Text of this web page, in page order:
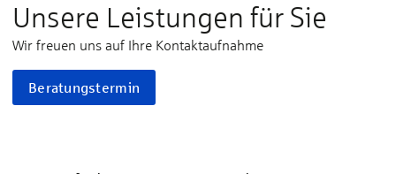
Unsere Leistungen für Sie
Wir freuen uns auf Ihre Kontaktaufnahme
Beratungstermin